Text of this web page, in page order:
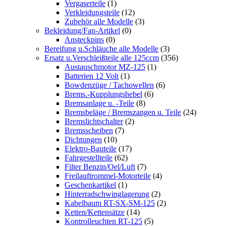
Vergaserteile (1)
Verkleidungsteile (12)
Zubehör alle Modelle (3)
Bekleidung/Fan-Artikel (0)
Ansteckpins (0)
Bereifung u.Schläuche alle Modelle (3)
Ersatz u.Verschleißteile alle 125ccm (356)
Austauschmotor MZ-125 (1)
Batterien 12 Volt (1)
Bowdenzüge / Tachowellen (6)
Brems.-Kupplungshebel (6)
Bremsanlage u. -Teile (8)
Bremsbeläge / Bremszangen u. Teile (24)
Bremslichtschalter (2)
Bremsscheiben (7)
Dichtungen (10)
Elektro-Bauteile (17)
Fahrgestellteile (62)
Filter Benzin/Oel/Luft (7)
Freilauftrommel-Motorteile (4)
Geschenkartikel (1)
Hinterradschwinglagerung (2)
Kabelbaum RT-SX-SM-125 (2)
Ketten/Kettensätze (14)
Kontrolleuchten RT-125 (5)